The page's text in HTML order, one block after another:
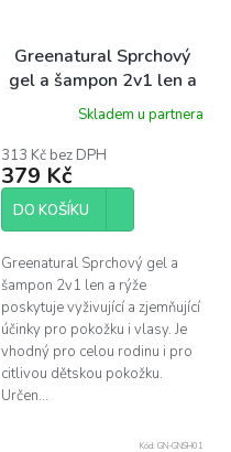
Greenatural Sprchový
gel a šampon 2v1 len a
rýže BIO, 1 l
Skladem u partnera
313 Kč bez DPH
379 Kč
DO KOŠÍKU
Greenatural Sprchový gel a
šampon 2v1 len a rýže
poskytuje vyživující a zjemňující
účinky pro pokožku i vlasy. Je
vhodný pro celou rodinu i pro
citlivou dětskou pokožku.
Určen...
Kód: GN-GNSH01